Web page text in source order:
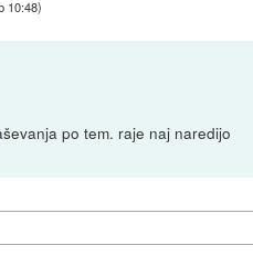
10:48)
po tem. raje naj naredijo